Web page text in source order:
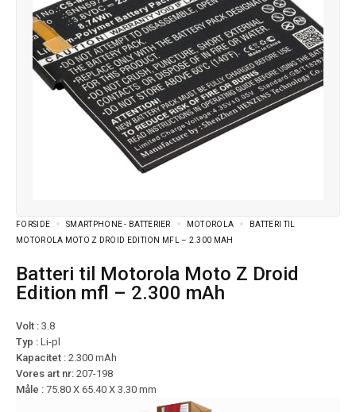
FORSIDE SMARTPHONE - BATTERIER MOTOROLA
BATTERI TIL
MOTOROLA MOTO Z DROID EDITION MFL – 2.300 MAH
Batteri til Motorola Moto Z Droid
Edition mfl – 2.300 mAh
Volt : 3.8
Typ : Li-pl
Kapacitet : 2.300 mAh
Vores art nr: 207-198
Måle : 75.80 X 65.40 X 3.30 mm